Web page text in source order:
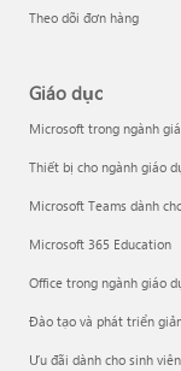
Theo dõi đơn hàng
Giáo dục
Microsoft trong ngành
Thiết bị cho ngành giáo
Microsoft Teams dành
Microsoft 365 Education
Office trong ngành giáo
Đào tạo và phát triển
Ưu đãi dành cho sinh